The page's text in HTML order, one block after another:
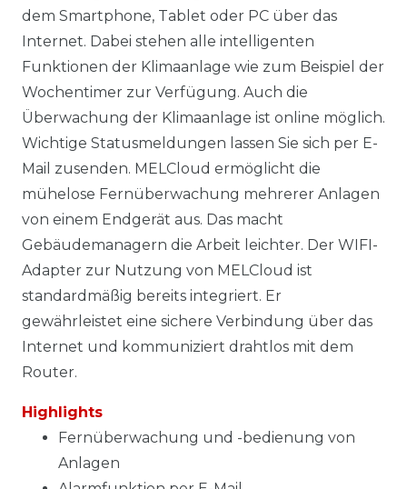
dem Smartphone, Tablet oder PC über das
Internet. Dabei stehen alle intelligenten
Funktionen der Klimaanlage wie zum Beispiel der
Wochentimer zur Verfügung. Auch die
Überwachung der Klimaanlage ist online möglich.
Wichtige Statusmeldungen lassen Sie sich per E-
Mail zusenden. MELCloud ermöglicht die
mühelose Fernüberwachung mehrerer Anlagen
von einem Endgerät aus. Das macht
Gebäudemanagern die Arbeit leichter. Der WIFI-
Adapter zur Nutzung von MELCloud ist
standardmäßig bereits integriert. Er
gewährleistet eine sichere Verbindung über das
Internet und kommuniziert drahtlos mit dem
Router.
Highlights
Fernüberwachung und -bedienung von
Anlagen